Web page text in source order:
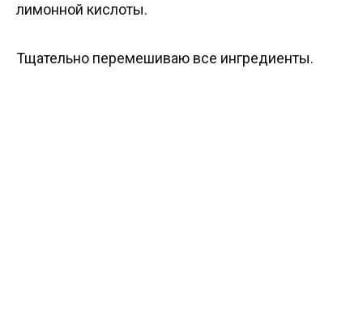
лимонной кислоты.
Тщательно перемешиваю все ингредиенты.